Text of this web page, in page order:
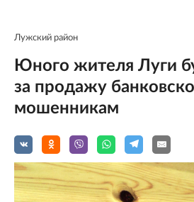
Лужский район
Юного жителя Луги
за продажу
мошенникам